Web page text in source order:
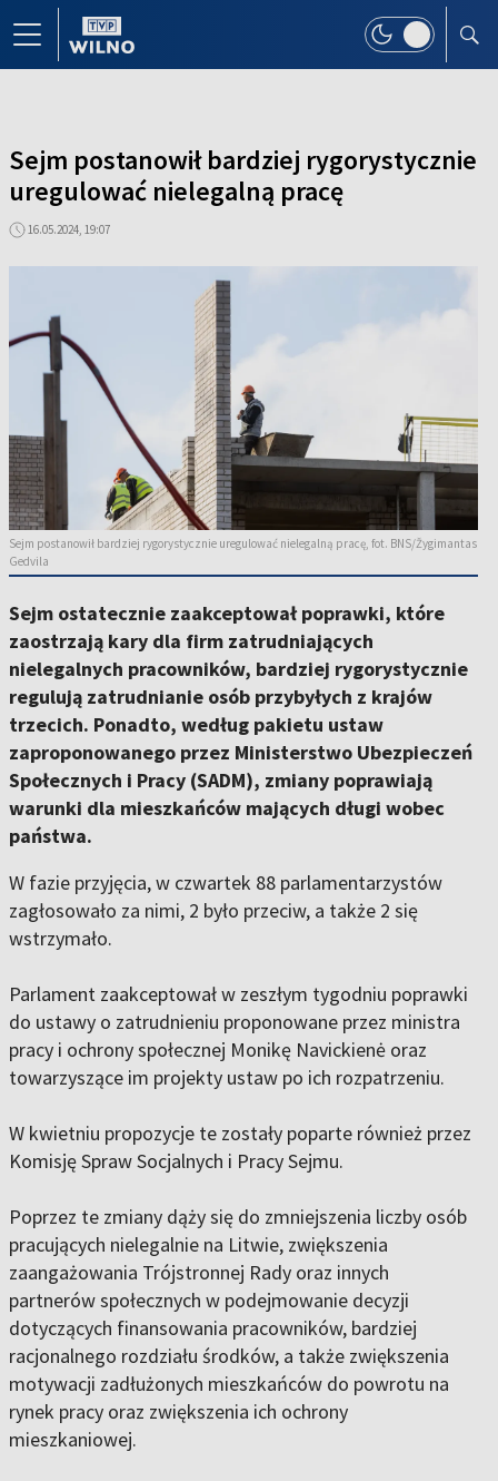
Sejm postanowił bardziej rygorystycznie
uregulować nielegalną pracę
16.05.2024, 19:07
Sejm postanowił bardziej rygorystycznie uregulować nielegalną pracę, fot. BNS/Žygimantas
Gedvila
Sejm ostatecznie zaakceptował poprawki, które
zaostrzają kary dla firm zatrudniających
nielegalnych pracowników, bardziej rygorystycznie
regulują zatrudnianie osób przybyłych z krajów
trzecich. Ponadto, według pakietu ustaw
zaproponowanego przez Ministerstwo Ubezpieczeń
Społecznych i Pracy (SADM), zmiany poprawiają
warunki dla mieszkańców mających długi wobec
państwa.
W fazie przyjęcia, w czwartek 88 parlamentarzystów
zagłosowało za nimi, 2 było przeciw, a także 2 się
wstrzymało.
Parlament zaakceptował w zeszłym tygodniu poprawki
do ustawy o zatrudnieniu proponowane przez ministra
pracy i ochrony społecznej Monikę Navickienė oraz
towarzyszące im projekty ustaw po ich rozpatrzeniu.
W kwietniu propozycje te zostały poparte również przez
Komisję Spraw Socjalnych i Pracy Sejmu.
Poprzez te zmiany dąży się do zmniejszenia liczby osób
pracujących nielegalnie na Litwie, zwiększenia
zaangażowania Trójstronnej Rady oraz innych
partnerów społecznych w podejmowanie decyzji
dotyczących finansowania pracowników, bardziej
racjonalnego rozdziału środków, a także zwiększenia
motywacji zadłużonych mieszkańców do powrotu na
rynek pracy oraz zwiększenia ich ochrony
mieszkaniowej.